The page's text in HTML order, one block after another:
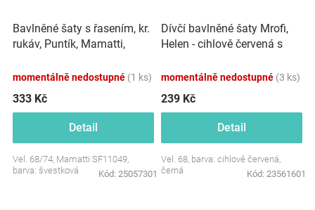
Bavlněné šaty s řasením, kr.
rukáv, Puntík, Mamatti,
momentálně nedostupné (1 ks)
333 Kč
Detail
Vel. 68/74, Mamatti SF11049,
barva: švestková
Kód: 25057301
Dívčí bavlněné šaty Mrofi,
Helen - cihlově červená s
momentálně nedostupné (3 ks)
239 Kč
Detail
Vel. 68, barva: cihlově červená,
černá
Kód: 23561601